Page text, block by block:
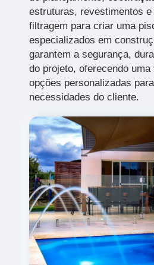
estruturas, revestimentos
filtragem para criar uma
especializados em
garantem a segurança,
do projeto, oferecendo uma
opções personalizadas
necessidades do cliente.